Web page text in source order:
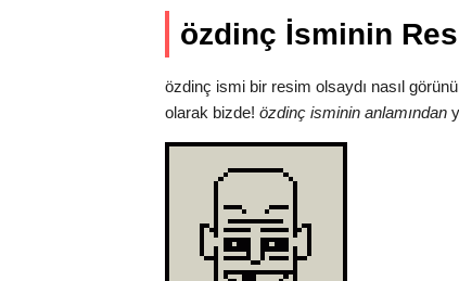
özdinç İsminin
özdinç ismi bir resim olsaydı nasıl
olarak bizde! özdinç isminin anlamından